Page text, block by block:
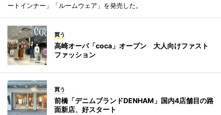
ートインナー」「ルームウェア」を発売した。
買う
高崎オーパ「coca」オープン 大人向けファスト
ファッション
買う
前橋「デニムブランドDENHAM」国内4店舗目の路
面新店、好スタート